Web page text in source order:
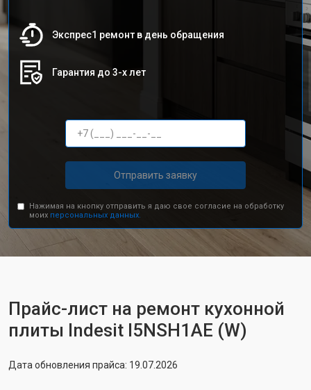
Экспрес1 ремонт в день обращения
Гарантия до 3-х лет
Отправить заявку
Нажимая на кнопку отправить я даю свое согласие на обработку
моих персональных данных.
Прайс-лист на ремонт кухонной
плиты Indesit I5NSH1AE (W)
Дата обновления прайса: 19.07.2026